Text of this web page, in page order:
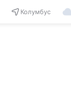
Колумбус